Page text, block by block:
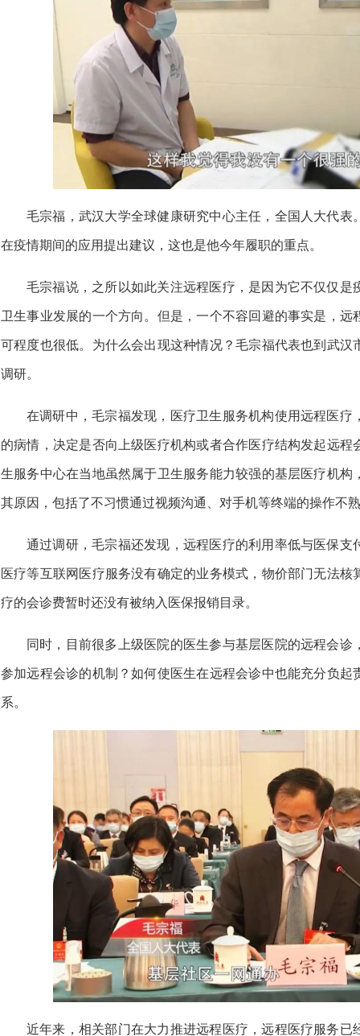
毛宗福，武汉大学全球健康研究中心主任，全国人大代
在疫情期间的应用提出建议，这也是他今年履职的重点。
毛宗福说，之所以如此关注远程医疗，是因为它不仅仅
卫生事业发展的一个方向。但是，一个不容回避的事实是，
可程度也很低。为什么会出现这种情况？毛宗福代表也到武
调研。
在调研中，毛宗福发现，医疗卫生服务机构使用远程医
的病情，决定是否向上级医疗机构或者合作医疗结构发起远
生服务中心在当地虽然属于卫生服务能力较强的基层医疗机
其原因，包括了不习惯通过视频沟通、对手机等终端的操作不
通过调研，毛宗福还发现，远程医疗的利用率低与医保
医疗等互联网医疗服务没有确定的业务模式，物价部门无法
疗的会诊费暂时还没有被纳入医保报销目录。
同时，目前很多上级医院的医生参与基层医院的远程会
参加远程会诊的机制？如何使医生在远程会诊中也能充分负
系。
近年来，相关部门在大力推进远程医疗，远程医疗服务